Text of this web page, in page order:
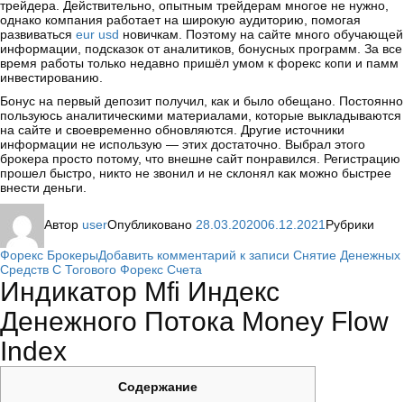
трейдера. Действительно, опытным трейдерам многое не нужно,
однако компания работает на широкую аудиторию, помогая
развиваться eur usd новичкам. Поэтому на сайте много обучающей
информации, подсказок от аналитиков, бонусных программ. За все
время работы только недавно пришёл умом к форекс копи и памм
инвестированию.
Бонус на первый депозит получил, как и было обещано. Постоянно
пользуюсь аналитическими материалами, которые выкладываются
на сайте и своевременно обновляются. Другие источники
информации не использую — этих достаточно. Выбрал этого
брокера просто потому, что внешне сайт понравился. Регистрацию
прошел быстро, никто не звонил и не склонял как можно быстрее
внести деньги.
Автор userОпубликовано 28.03.202006.12.2021Рубрики
Форекс БрокерыДобавить комментарий к записи Снятие Денежных
Средств С Тогового Форекс Счета
Индикатор Mfi Индекс
Денежного Потока Money Flow
Index
Cодержание